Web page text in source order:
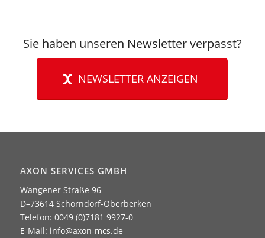
Sie haben unseren Newsletter verpasst?
NEWSLETTER ANZEIGEN
AXON SERVICES GMBH
Wangener Straße 96
D–73614 Schorndorf-Oberberken
Telefon: 0049 (0)7181 9927-0
E-Mail: info@axon-mcs.de